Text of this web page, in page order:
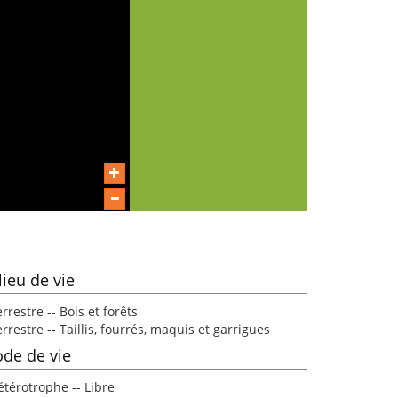
de vie
-- Bois et forêts
-- Taillis, fourrés, maquis et garrigues
de vie
-- Libre